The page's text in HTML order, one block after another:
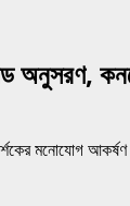
মনোযোগ